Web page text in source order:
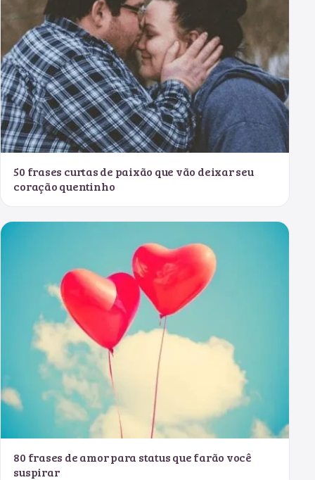
50 frases curtas de paixão que vão deixar seu
coração quentinho
80 frases de amor para status que farão você
suspirar